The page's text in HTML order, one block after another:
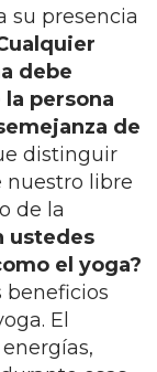
su presencia
debe
persona
de
distinguir
nuestro libre
de la
ustedes
el yoga?
beneficios
El